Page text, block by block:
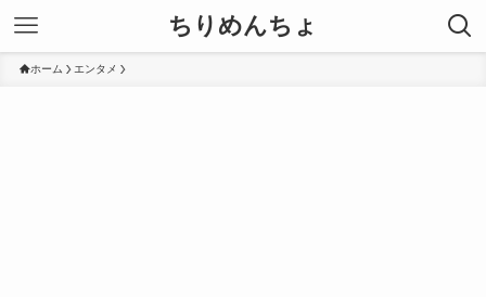
ちりめんちょ
ホーム エンタメ